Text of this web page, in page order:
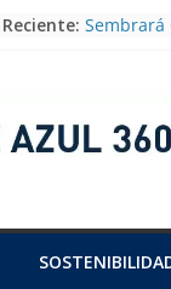
Reciente: Sembrará
CDMX
para
jardines
marinas